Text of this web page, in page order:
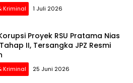
Kriminal 1 Juli 2026
Proyek RSU Pratama Nias
II, Tersangka JPZ Resmi
Kriminal 25 Juni 2026